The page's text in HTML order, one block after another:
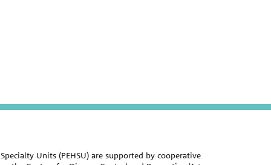
Units (PEHSU) are supported by cooperative